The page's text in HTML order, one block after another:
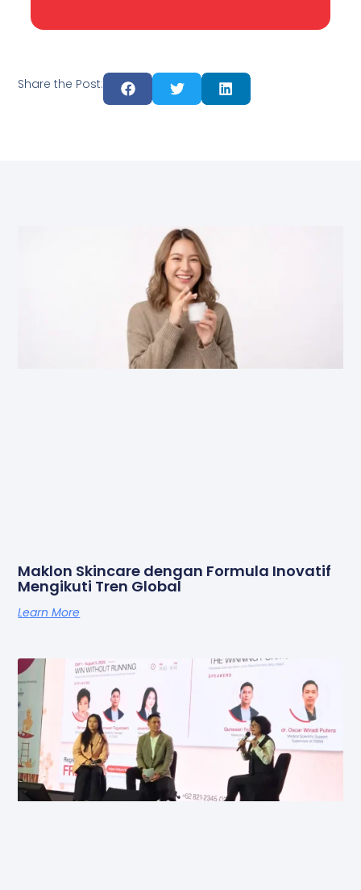
Share the Post:
Maklon Skincare dengan Formula Inovatif
Mengikuti Tren Global
Learn More